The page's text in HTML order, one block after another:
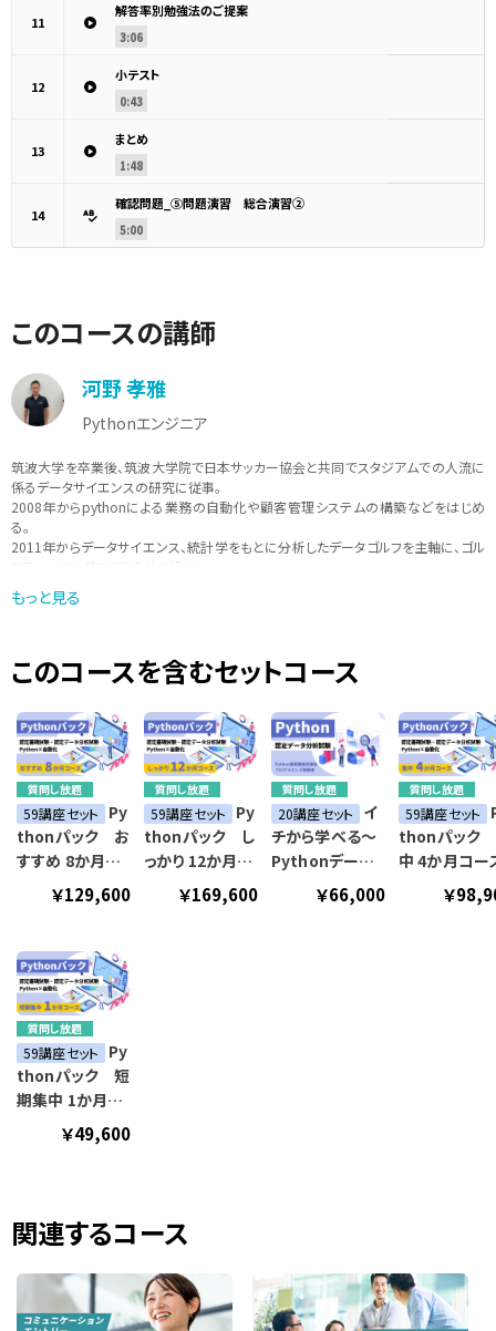
11
解答率別勉強法のご提案
3:06
12
小テスト
0:43
13
まとめ
1:48
14
確認問題_⑤問題演習 総合演習②
5:00
このコースの講師
河野 孝雅
Pythonエンジニア
筑波大学を卒業後、筑波大学院で日本サッカー協会と共同でスタジアムでの人流に
係るデータサイエンスの研究に従事。
2008年からpythonによる業務の自動化や顧客管理システムの構築などをはじめ
る。
2011年からデータサイエンス、統計学をもとに分析したデータゴルフを主軸に、ゴル
データをもとにしたスポーツのティーチングを行いながら、現在は、pythonを中心
に、「実際に現場で使えるような学びを提供」をモットーに講師活動も行っている。
もっと見る
このコースを含むセットコース
質問し放題
59講座セット Py
thonパック お
すすめ 8か月コ
￥129,600
質問し放題
59講座セット Py
thonパック し
っかり 12か月コ
￥169,600
質問し放題
20講座セット イ
チから学べる～
Pythonデータ
分析資格講座～
￥66,000
質問し放題
59講座セット
thonパック
中 4か月コー
￥
質問し放題
59講座セット Py
thonパック 短
期集中 1か月コ
￥49,600
関連するコース